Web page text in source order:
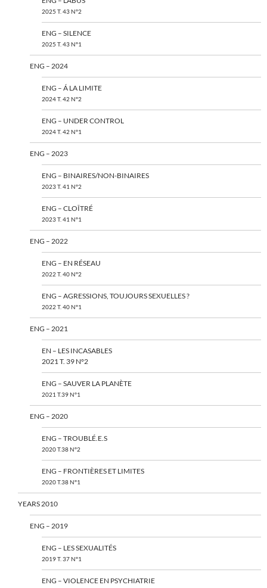
2025 T. 43 N°2
ENG – SILENCE
2025 T. 43 N°1
ENG – 2024
ENG – Á LA LIMITE
2024 T. 42 N°2
ENG – UNDER CONTROL
2024 T. 42 N°1
ENG – 2023
ENG – BINAIRES/NON-BINAIRES
2023 T. 41 N°2
ENG – CLOÎTRÉ
2023 T. 41 N°1
ENG – 2022
ENG – EN RÉSEAU
2022 T. 40 N°2
ENG – AGRESSIONS, TOUJOURS SEXUELLES ?
2022 T. 40 N°1
ENG – 2021
EN – LES INCASABLES
2021 T. 39 N°2
ENG – SAUVER LA PLANÈTE
2021 T.39 N°1
ENG – 2020
ENG – TROUBLÉ.E.S
2020 T.38 N°2
ENG – FRONTIÈRES ET LIMITES
2020 T.38 N°1
YEARS 2010
ENG – 2019
ENG – LES SEXUALITÉS
2019 T. 37 N°1
ENG – VIOLENCE EN PSYCHIATRIE